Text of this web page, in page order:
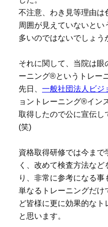
不注意、わき見等理由は
周囲が見えていないと
多いのではないでしょう
それに関して、当院は眼
ーニング®というトレー
先日、 一般社団法人ビジ
ョントレーニング®イン
取得したので公に宣伝し
(笑)
資格取得研修では今まで
く、改めて検査方法な
り、非常に参考になる事
単なるトレーニングだけ
ど皆様に更に効果的な
と思います。